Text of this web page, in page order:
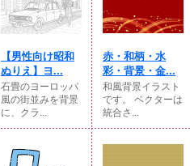
【男性向け昭和
ぬりえ】ヨ...
石畳のヨーロッパ
風の街並みを背景
に、クラ...
赤・和柄・水
彩・背景・金...
和風背景イラスト
です。 ベクターは
統合さ...